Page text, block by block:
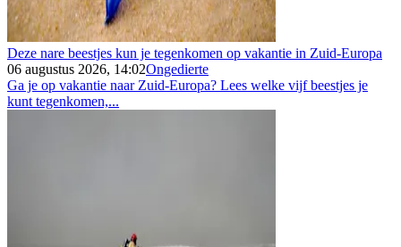
Deze nare beestjes kun je tegenkomen op vakantie in Zuid-Europa
06 augustus 2026, 14:02Ongedierte
Ga je op vakantie naar Zuid-Europa? Lees welke vijf beestjes je
kunt tegenkomen,...